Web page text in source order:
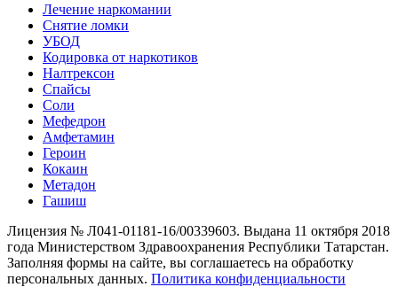
Лечение наркомании
Снятие ломки
УБОД
Кодировка от наркотиков
Налтрексон
Спайсы
Соли
Мефедрон
Амфетамин
Героин
Кокаин
Метадон
Гашиш
Лицензия № Л041-01181-16/00339603. Выдана 11 октября 2018
года Министерством Здравоохранения Республики Татарстан.
Заполняя формы на сайте, вы соглашаетесь на обработку
персональных данных. Политика конфиденциальности